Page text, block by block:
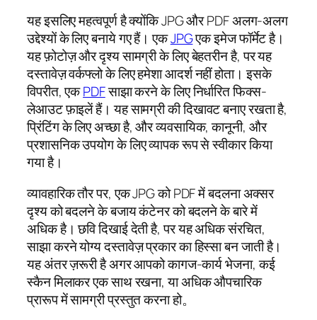
यह इसलिए महत्वपूर्ण है क्योंकि JPG और PDF अलग-अलग
उद्देश्यों के लिए बनाये गए हैं। एकJPGएक इमेज फॉर्मेट है।
यह फ़ोटोज़ और दृश्य सामग्री के लिए बेहतरीन है, पर यह
दस्तावेज़ वर्कफ्लो के लिए हमेशा आदर्श नहीं होता। इसके
विपरीत, एकPDFसाझा करने के लिए निर्धारित फिक्स-
लेआउट फ़ाइलें हैं। यह सामग्री की दिखावट बनाए रखता है,
प्रिंटिंग के लिए अच्छा है, और व्यवसायिक, कानूनी, और
प्रशासनिक उपयोग के लिए व्यापक रूप से स्वीकार किया
गया है।
व्यावहारिक तौर पर, एक JPG को PDF में बदलना अक्सर
दृश्य को बदलने के बजाय कंटेनर को बदलने के बारे में
अधिक है। छवि दिखाई देती है, पर यह अधिक संरचित,
साझा करने योग्य दस्तावेज़ प्रकार का हिस्सा बन जाती है।
यह अंतर ज़रूरी है अगर आपको कागज-कार्य भेजना, कई
स्कैन मिलाकर एक साथ रखना, या अधिक औपचारिक
प्रारूप में सामग्री प्रस्तुत करना हो。